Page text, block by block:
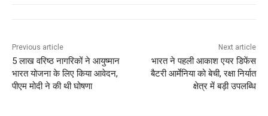
Previous article
5 लाख वरिष्ठ नागरिकों ने आयुष्मान
भारत योजना के लिए किया आवेदन,
पीएम मोदी ने की थी घोषणा
Next article
भारत ने पहली आकाश एयर डिफेंस
बैटरी आर्मेनिया को बेची, रक्षा निर्यात
क्षेत्र में बड़ी उपलब्धि